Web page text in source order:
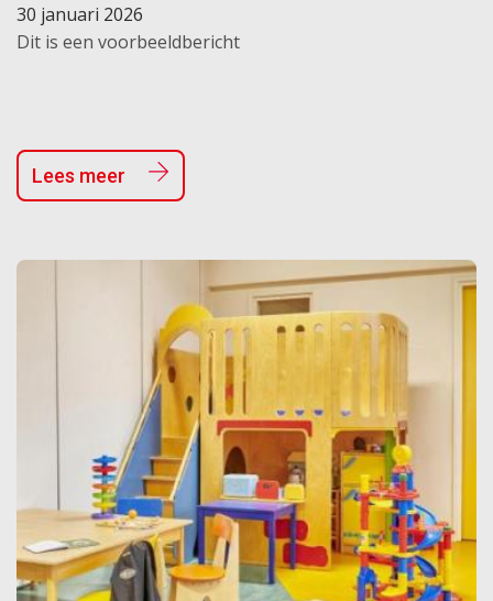
30 januari 2026
Dit is een voorbeeldbericht
Lees meer